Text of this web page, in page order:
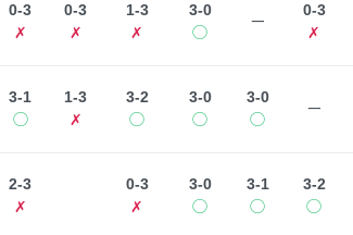
0-3
✗
0-3
✗
1-3
✗
3-0
◯
ー
0-3
✗
3-1
◯
1-3
✗
3-2
◯
3-0
◯
3-0
◯
ー
2-3
✗
0-3
✗
3-0
◯
3-1
◯
3-2
◯